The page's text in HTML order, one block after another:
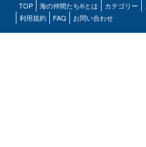
TOP
海の仲間たち®とは カテゴリー
利用規約
FAQ お問い合わせ